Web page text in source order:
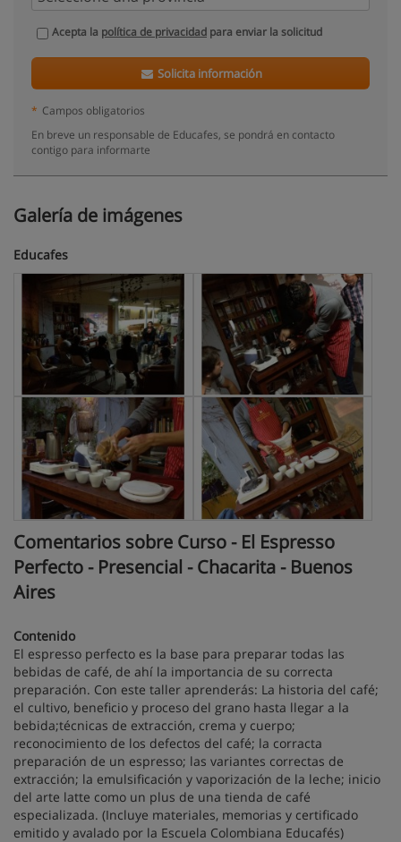
Acepta la política de privacidad para enviar la solicitud
Solicita información
* Campos obligatorios
En breve un responsable de Educafes, se pondrá en contacto
contigo para informarte
Galería de imágenes
Educafes
Comentarios sobre Curso - El Espresso
Perfecto - Presencial - Chacarita - Buenos
Aires
Contenido
El espresso perfecto es la base para preparar todas las
bebidas de café, de ahí la importancia de su correcta
preparación. Con este taller aprenderás: La historia del café;
el cultivo, beneficio y proceso del grano hasta llegar a la
bebida;técnicas de extracción, crema y cuerpo;
reconocimiento de los defectos del café; la corracta
preparación de un espresso; las variantes correctas de
extracción; la emulsificación y vaporización de la leche; inicio
del arte latte como un plus de una tienda de café
especializada. (Incluye materiales, memorias y certificado
emitido y avalado por la Escuela Colombiana Educafés)